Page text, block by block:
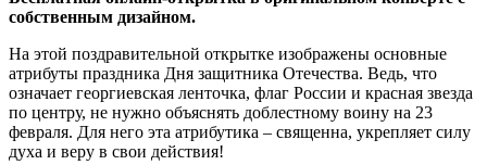
собственным дизайном.
На этой поздравительной открытке изображены основные
атрибуты праздника Дня защитника Отечества. Ведь, что
означает георгиевская ленточка, флаг России и красная звезда
по центру, не нужно объяснять доблестному воину на 23
февраля. Для него эта атрибутика – священна, укрепляет силу
духа и веру в свои действия!